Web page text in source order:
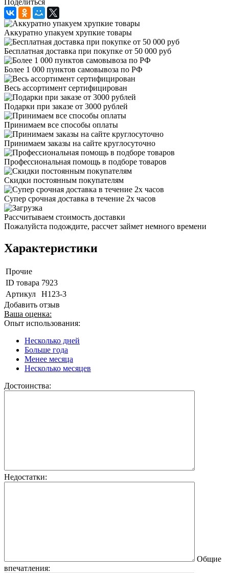
Аккуратно упакуем хрупкие товары
Бесплатная доставка при покупке от 50 000 руб
Более 1 000 пунктов самовывоза по РФ
Весь ассортимент сертифицирован
Подарки при заказе от 3000 рублей
Принимаем все способы оплаты
Принимаем заказы на сайте круглосуточно
Профессиональная помощь в подборе товаров
Скидки постоянным покупателям
Супер срочная доставка в течение 2х часов
Рассчитываем стоимость доставки
Пожалуйста подождите, рассчет займет немного времени
Характеристики
Прочие
ID товара 7923
Артикул
H123-3
Добавить отзыв
Ваша оценка:
Опыт использования:
Несколько дней
Больше года
Менее месяца
Несколько месяцев
Достоинства:
Недостатки:
Общие
впечатления: